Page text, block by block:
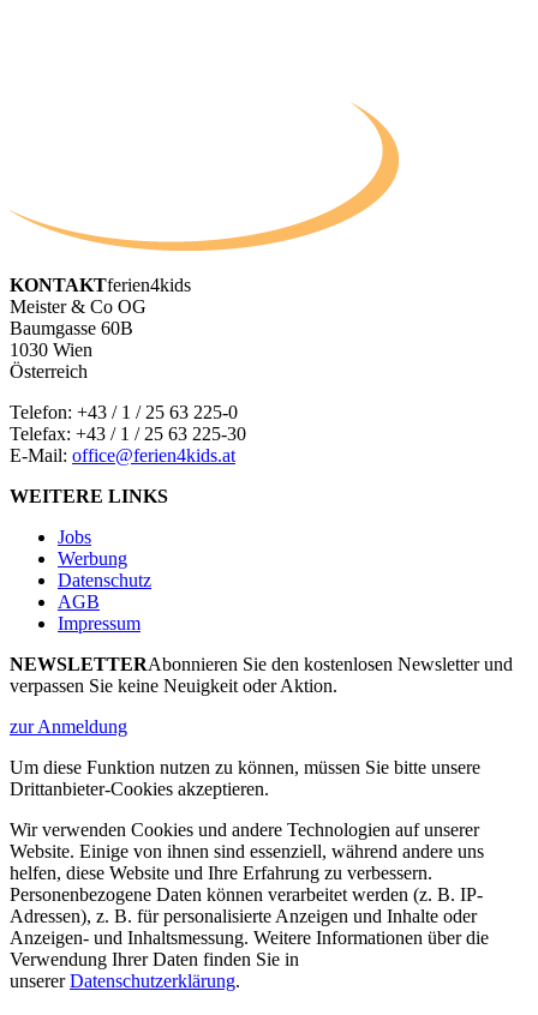
KONTAKTferien4kids
Meister & Co OG
Baumgasse 60B
1030 Wien
Österreich
Telefon: +43 / 1 / 25 63 225-0
Telefax: +43 / 1 / 25 63 225-30
E-Mail: office@ferien4kids.at
WEITERE LINKS
Jobs
Werbung
Datenschutz
AGB
Impressum
NEWSLETTERAbonnieren Sie den kostenlosen Newsletter und
verpassen Sie keine Neuigkeit oder Aktion.
zur Anmeldung
Um diese Funktion nutzen zu können, müssen Sie bitte unsere
Drittanbieter-Cookies akzeptieren.
Wir verwenden Cookies und andere Technologien auf unserer
Website. Einige von ihnen sind essenziell, während andere uns
helfen, diese Website und Ihre Erfahrung zu verbessern.
Personenbezogene Daten können verarbeitet werden (z. B. IP-
Adressen), z. B. für personalisierte Anzeigen und Inhalte oder
Anzeigen- und Inhaltsmessung. Weitere Informationen über die
Verwendung Ihrer Daten finden Sie in
unsererDatenschutzerklärung.